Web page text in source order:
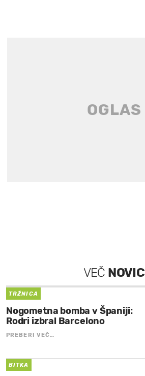
VEČ NOVIC
TRŽNICA
Nogometna bomba v Španiji:
Rodri izbral Barcelono
PREBERI VEČ…
BITKA